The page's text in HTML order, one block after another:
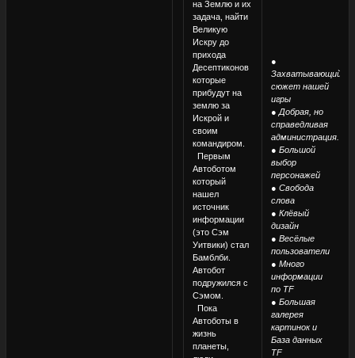
на Землю и их
задача, найти
Великую
Искру до
прихода
Десептиконов
которые
прибудут на
землю за
Искрой и
своим
командиром.
Первым
Автоботом
который
нашел
источник
информации
(это Сэм
Уитвики) стал
Бамблби.
Автобот
подружился с
Сэмом.
Пока
Автоботы в
жизнь
планеты,
●
Захватывающий
сюжет нашей
игры
● Добрая, но
справедливая
администрация.
● Большой
выбор
персонажей
● Свобода
слова
● Клёвый
дизайн
● Весёлые
пользователи
● Много
информации
по TF
● Большая
галерея
картинок и
База данных
TF